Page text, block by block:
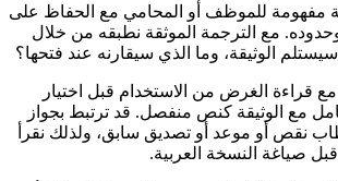
مفهومة للموظف أو المحامي مع الحفاظ على
مع الترجمة الموثقة نطبقه من خلال
الوثيقة، وما الذي سيقارنه عند فتحها؟
قراءة الغرض من الاستخدام قبل اختيار
مع الوثيقة كنص منفصل. قد ترتبط بجواز
نقص أو موعد أو تصديق سابق، ولذلك نقرأ
صياغة النسخة العربية.